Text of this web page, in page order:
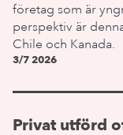
företag som är
perspektiv är
Chile och Kanada.
3/7 2026
Privat utförd